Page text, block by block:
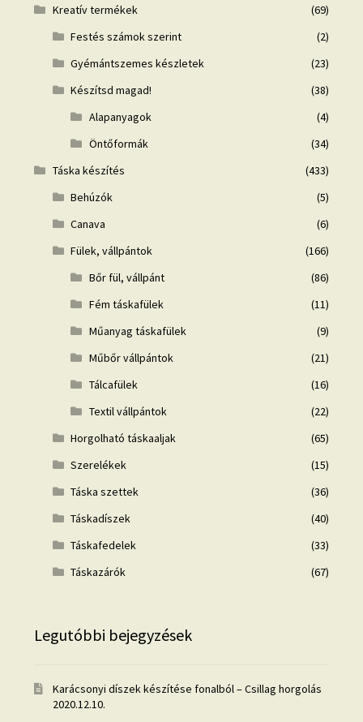
Kreatív termékek
(69)
Festés számok szerint
(2)
Gyémántszemes készletek
(23)
Készítsd magad!
(38)
Alapanyagok
(4)
Öntőformák
(34)
Táska készítés
(433)
Behúzók
(5)
Canava
(6)
Fülek, vállpántok
(166)
Bőr fül, vállpánt
(86)
Fém táskafülek
(11)
Műanyag táskafülek
(9)
Műbőr vállpántok
(21)
Tálcafülek
(16)
Textil vállpántok
(22)
Horgolható táskaaljak
(65)
Szerelékek
(15)
Táska szettek
(36)
Táskadíszek
(40)
Táskafedelek
(33)
Táskazárók
(67)
Legutóbbi bejegyzések
Karácsonyi díszek készítése fonalból – Csillag horgolás
2020.12.10.